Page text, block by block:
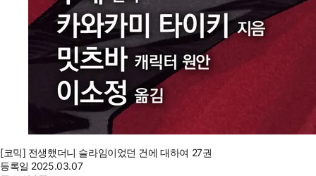
[코믹] 전생했더니 슬라임이었던 건에 대하여 27권
등록일 2025.03.07